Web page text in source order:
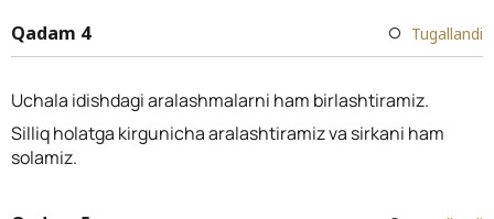
Qadam 4 Tugallandi
Uchala idishdagi aralashmalarni ham birlashtiramiz.
Silliq holatga kirgunicha aralashtiramiz va sirkani ham
solamiz.